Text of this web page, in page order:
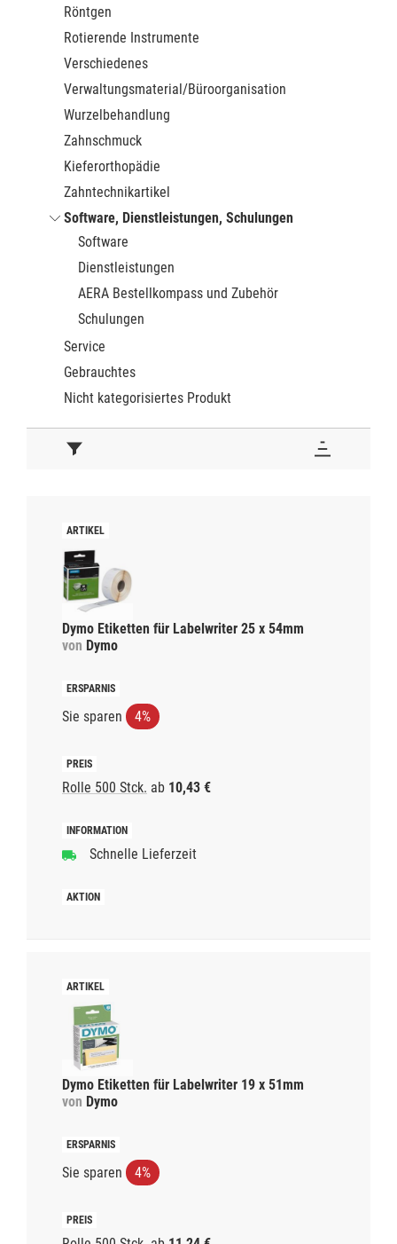
Röntgen
Rotierende Instrumente
Verschiedenes
Verwaltungsmaterial/Büroorganisation
Wurzelbehandlung
Zahnschmuck
Kieferorthopädie
Zahntechnikartikel
Software, Dienstleistungen, Schulungen
Software
Dienstleistungen
AERA Bestellkompass und Zubehör
Schulungen
Service
Gebrauchtes
Nicht kategorisiertes Produkt
Dymo Etiketten für Labelwriter 25 x 54mm
von Dymo
Sie sparen 4%
Rolle 500 Stck. ab 10,43 €
Schnelle Lieferzeit
Dymo Etiketten für Labelwriter 19 x 51mm
von Dymo
Sie sparen 4%